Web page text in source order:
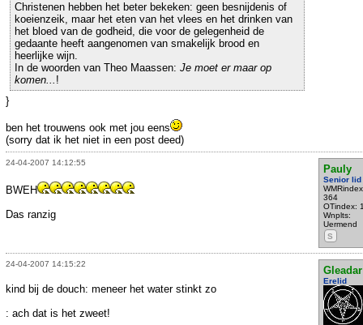
Christenen hebben het beter bekeken: geen besnijdenis of
koeienzeik, maar het eten van het vlees en het drinken van
het bloed van de godheid, die voor de gelegenheid de
gedaante heeft aangenomen van smakelijk brood en
heerlijke wijn.
In de woorden van Theo Maassen: Je moet er maar op
komen... !
}
ben het trouwens ook met jou eens
(sorry dat ik het niet in een post deed)
24-04-2007 14:12:55
Pauly
Senior lid
364
OTindex:
Wnplts:
Uermend
S
BWEH
Das ranzig
24-04-2007 14:15:22
Gleadar
Erelid
kind bij de douch: meneer het water stinkt zo
: ach dat is het zweet!